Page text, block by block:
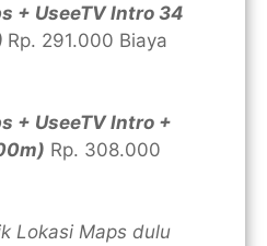
+ UseeTV Intro 34
Rp. 291.000 Biaya
+ UseeTV Intro +
Rp. 308.000
Lokasi Maps dulu